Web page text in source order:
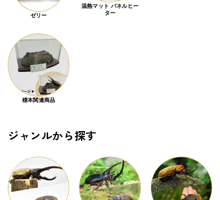
ゼリー
温熱マット パネルヒー
ター
標本関連商品
ジャンルから探す